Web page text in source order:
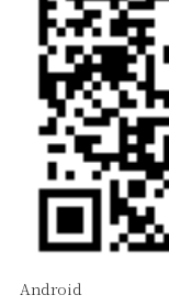
Android